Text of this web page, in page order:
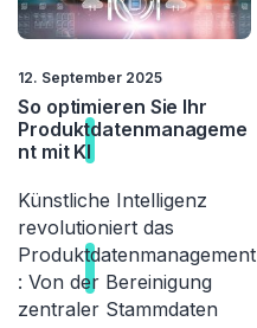
12. September 2025
So optimieren Sie Ihr
Produktdatenmanageme
ntmit KI
Künstliche Intelligenz
revolutioniert das
Produktdatenmanagement
: Von der Bereinigung
zentraler Stammdaten